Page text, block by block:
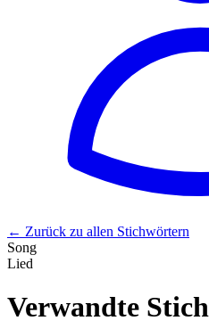
← Zurück zu allen Stichwörtern
Song
Lied
Verwandte